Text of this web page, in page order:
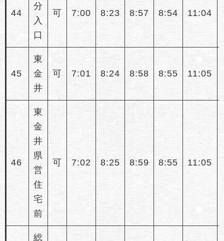
44
分
入
口
可 7:00 8:23 8:57 8:54 11:04
45
東
金
井
可 7:01 8:24 8:58 8:55 11:05
46
東
金
井
県
営
住
宅
前
可 7:02 8:25 8:59 8:55 11:05
総